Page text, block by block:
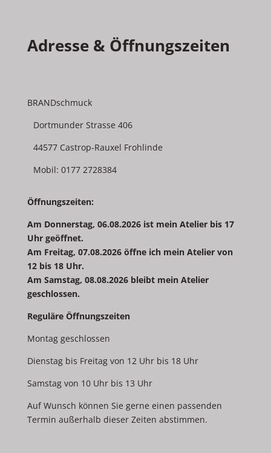
Adresse & Öffnungszeiten
BRANDschmuck
Dortmunder Strasse 406
44577 Castrop-Rauxel Frohlinde
Mobil: 0177 2728384
Öffnungszeiten:
Am Donnerstag, 06.08.2026 ist mein Atelier bis 17
Uhr geöffnet.
Am Freitag, 07.08.2026 öffne ich mein Atelier von
12 bis 18 Uhr.
Am Samstag, 08.08.2026 bleibt mein Atelier
geschlossen.
Reguläre Öffnungszeiten
Montag geschlossen
Dienstag bis Freitag von 12 Uhr bis 18 Uhr
Samstag von 10 Uhr bis 13 Uhr
Auf Wunsch können Sie gerne einen passenden
Termin außerhalb dieser Zeiten abstimmen.